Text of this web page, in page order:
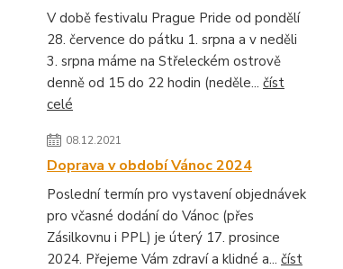
V době festivalu Prague Pride od pondělí
28. července do pátku 1. srpna a v neděli
3. srpna máme na Střeleckém ostrově
denně od 15 do 22 hodin (neděle... číst
celé
08.12.2021
Doprava v období Vánoc 2024
Poslední termín pro vystavení objednávek
pro včasné dodání do Vánoc (přes
Zásilkovnu i PPL) je úterý 17. prosince
2024. Přejeme Vám zdraví a klidné a... číst